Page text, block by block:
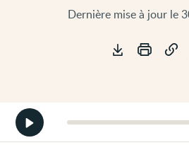
Dernière mise à jour le
Démarrer
la
version